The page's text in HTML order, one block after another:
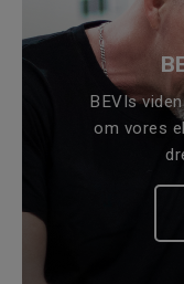
BEVIs
om vores